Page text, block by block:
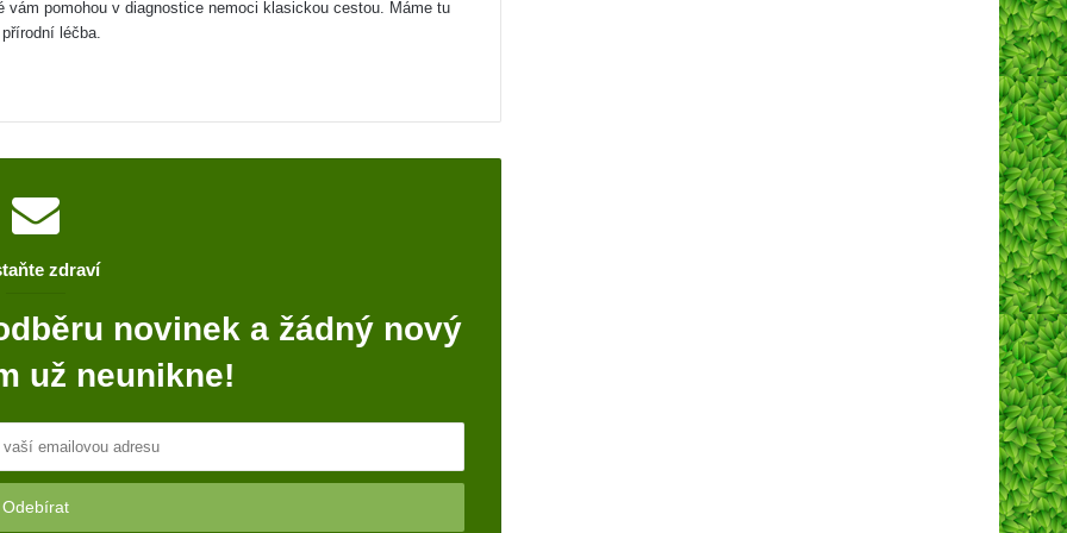
pomohou v diagnostice nemoci klasickou cestou. Máme tu
léčba.
zdraví
novinek a žádný nový
už neunikne!